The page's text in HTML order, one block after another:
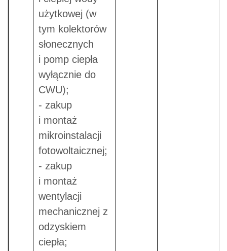
użytkowej (w
tym kolektorów
słonecznych
i pomp ciepła
wyłącznie do
CWU);
- zakup
i montaż
mikroinstalacji
fotowoltaicznej;
- zakup
i montaż
wentylacji
mechanicznej z
odzyskiem
ciepła;